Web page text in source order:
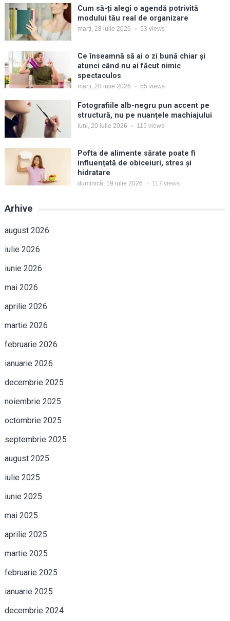
Cum să-ți alegi o agendă potrivită
modului tău real de organizare
marți, 28 iulie 2026 53 views
Ce înseamnă să ai o zi bună chiar și
atunci când nu ai făcut nimic
spectaculos
marți, 28 iulie 2026 55 views
Fotografiile alb-negru pun accent pe
structură, nu pe nuanțele machiajului
luni, 20 iulie 2026 115 views
Pofta de alimente sărate poate fi
influențată de obiceiuri, stres și
hidratare
duminică, 19 iulie 2026 117 views
Arhive
august 2026
iulie 2026
iunie 2026
mai 2026
aprilie 2026
martie 2026
februarie 2026
ianuarie 2026
decembrie 2025
noiembrie 2025
octombrie 2025
septembrie 2025
august 2025
iulie 2025
iunie 2025
mai 2025
aprilie 2025
martie 2025
februarie 2025
ianuarie 2025
decembrie 2024